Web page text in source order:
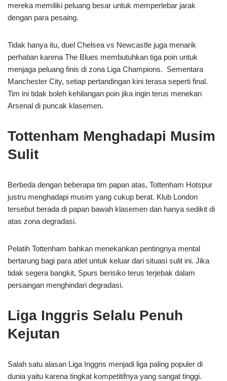
mereka memiliki peluang besar untuk memperlebar jarak
dengan para pesaing.
Tidak hanya itu, duel Chelsea vs Newcastle juga menarik
perhatian karena The Blues membutuhkan tiga poin untuk
menjaga peluang finis di zona Liga Champions. Sementara
Manchester City, setiap pertandingan kini terasa seperti final.
Tim ini tidak boleh kehilangan poin jika ingin terus menekan
Arsenal di puncak klasemen.
Tottenham Menghadapi Musim
Sulit
Berbeda dengan beberapa tim papan atas, Tottenham Hotspur
justru menghadapi musim yang cukup berat. Klub London
tersebut berada di papan bawah klasemen dan hanya sedikit di
atas zona degradasi.
Pelatih Tottenham bahkan menekankan pentingnya mental
bertarung bagi para atlet untuk keluar dari situasi sulit ini. Jika
tidak segera bangkit, Spurs berisiko terus terjebak dalam
persaingan menghindari degradasi.
Liga Inggris Selalu Penuh
Kejutan
Salah satu alasan Liga Inggris menjadi liga paling populer di
dunia yaitu karena tingkat kompetitifnya yang sangat tinggi.